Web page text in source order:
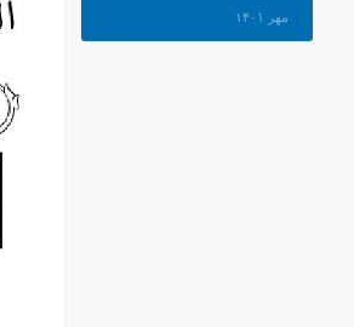
مهر ۱۴۰۱